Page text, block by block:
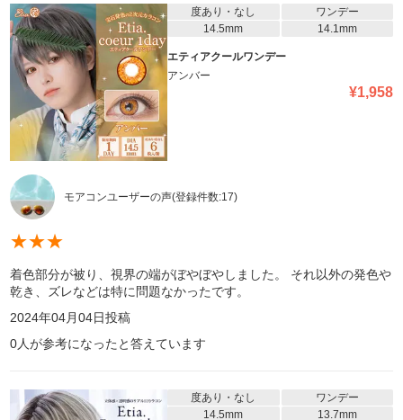
度あり・なし
ワンデー
14.5mm
14.1mm
エティアクールワンデー
アンバー
¥1,958
モアコンユーザーの声(登録件数:17)
★★★
着色部分が被り、視界の端がぼやぼやしました。 それ以外の発色や
乾き、ズレなどは特に問題なかったです。
2024年04月04日投稿
0人が参考になったと答えています
度あり・なし
ワンデー
14.5mm
13.7mm